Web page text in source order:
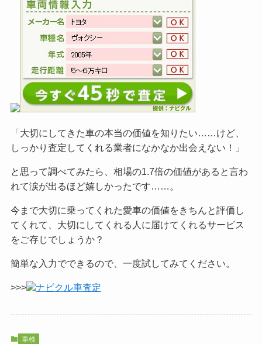
「大切にしてきた車の本当の価値を知りたい……けど、
しっかり査定してくれる業者になかなか出会えない！」
と思って調べてみたら、相場の1.7倍の価値があると言わ
れて涙が出るほど嬉しかったです……。
今まで大切に乗ってくれた愛車の価値をきちんと評価し
てくれて、大切にしてくれる人に届けてくれるサービス
をご存じでしょうか？
簡単な入力でできるので、一度試してみてください。
>>> ナビクル車査定
車検